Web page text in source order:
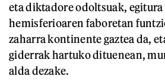
eta diktadore odoltsuak,
hemisferioaren faboretan
zaharra kontinente gaztea da,
giderrak hartuko dituenean,
alda dezake.